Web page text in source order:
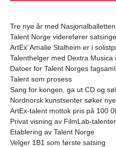
Tre nye år med
Talent Norge viderefører
ArtEx’ Amalie Stalheim er i
Talenthelger med Dextra Musica
Datoer for Talent Norges
Talent som prosess
Sang for kongen, ga ut CD og
Nordnorsk kunstsenter søker
ArtEx-talent mottok pris på 100
Privat visning av FilmLab-
Etablering av Talent Norge
Velger 1B1 som første satsing